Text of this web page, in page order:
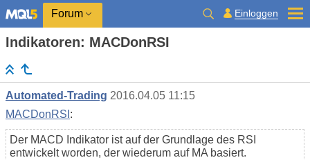
Forum Einloggen
Indikatoren: MACDonRSI
Automated-Trading 2016.04.05 11:15
MACDonRSI :
Der MACD Indikator ist auf der Grundlage des RSI
entwickelt worden, der wiederum auf MA basiert.